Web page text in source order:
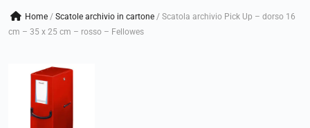
Home / scatole archivio in cartone / Scatola archivio Pick Up – dorso 16
cm – 35 x 25 cm – rosso – Fellowes